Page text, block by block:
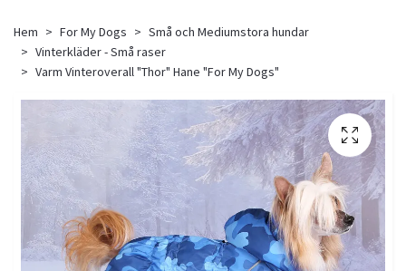
Hem For My Dogs
Små och Mediumstora hundar
Vinterkläder - Små raser
Varm Vinteroverall "Thor" Hane "For My Dogs"